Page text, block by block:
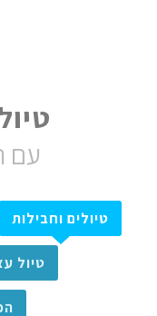
עם
טיולים וחבילות
טיול